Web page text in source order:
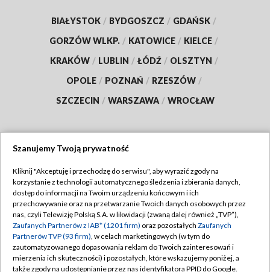
BIAŁYSTOK / BYDGOSZCZ / GDAŃSK /
GORZÓW WLKP. / KATOWICE / KIELCE /
KRAKÓW / LUBLIN / ŁÓDŹ / OLSZTYN /
OPOLE / POZNAŃ / RZESZÓW /
SZCZECIN / WARSZAWA / WROCŁAW
TVP
Abonament TVP
Emisja w TVP
Centrum informacji TVP
Naziemna Telewizja Cyfrowa
Regulamin TVP
Polityka prywatności
Moje zgody
Pomoc
Szanujemy Twoją prywatność
Kliknij "Akceptuję i przechodzę do serwisu", aby wyrazić zgody na
korzystanie z technologii automatycznego śledzenia i zbierania danych,
dostęp do informacji na Twoim urządzeniu końcowym i ich
przechowywanie oraz na przetwarzanie Twoich danych osobowych przez
nas, czyli Telewizję Polską S.A. w likwidacji (zwaną dalej również „TVP”),
Zaufanych Partnerów z IAB* (1201 firm) oraz pozostałych Zaufanych
Partnerów TVP (93 firm), w celach marketingowych (w tym do
zautomatyzowanego dopasowania reklam do Twoich zainteresowań i
mierzenia ich skuteczności) i pozostałych, które wskazujemy poniżej, a
także zgody na udostępnianie przez nas identyfikatora PPID do Google.